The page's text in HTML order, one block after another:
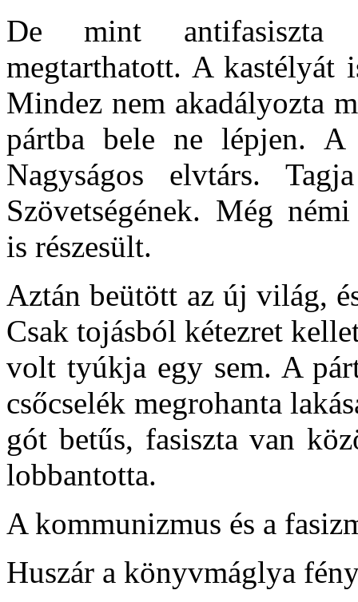
De mint antifasiszta
megtarthatott. A kastélyát
Mindez nem akadályozta
pártba bele ne lépjen. A
Nagyságos elvtárs.
Szövetségének. Még
is részesült.
Aztán beütött az új világ,
Csak tojásból kétezret
volt tyúkja egy sem. A
csőcselék megrohanta
gót betűs, fasiszta van
lobbantotta.
A kommunizmus és a
Huszár a könyvmáglya